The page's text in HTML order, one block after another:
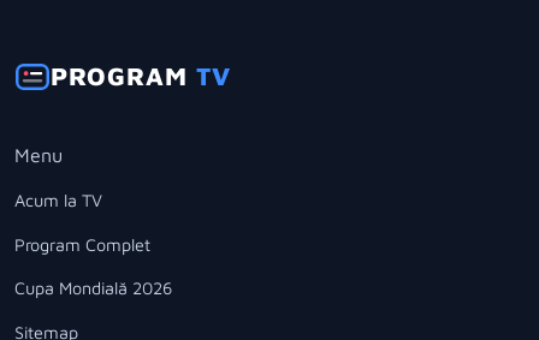
PROGRAMTV
Menu
Acum la TV
Program Complet
Cupa Mondială 2026
Sitemap